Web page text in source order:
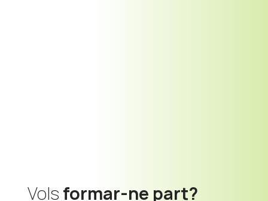
Vols formar-ne part?